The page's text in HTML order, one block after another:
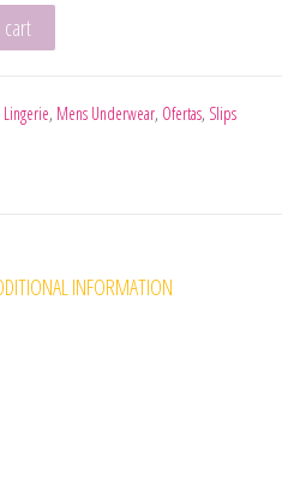
RED S/M quantity
cart
Lingerie, Mens Underwear, Ofertas, Slips
INFORMATION